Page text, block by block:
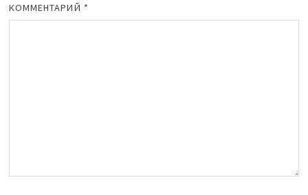
КОММЕНТАРИЙ *